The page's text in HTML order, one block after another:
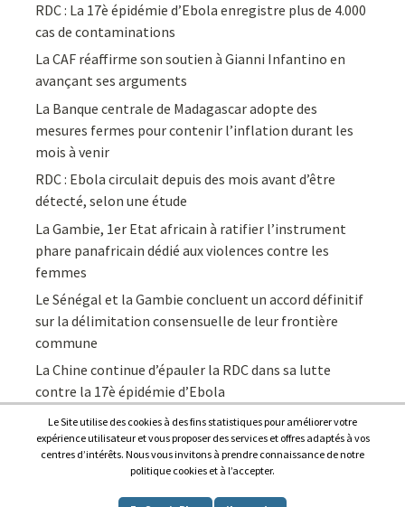
RDC : La 17è épidémie d’Ebola enregistre plus de 4.000
cas de contaminations
La CAF réaffirme son soutien à Gianni Infantino en
avançant ses arguments
La Banque centrale de Madagascar adopte des
mesures fermes pour contenir l’inflation durant les
mois à venir
RDC : Ebola circulait depuis des mois avant d’être
détecté, selon une étude
La Gambie, 1er Etat africain à ratifier l’instrument
phare panafricain dédié aux violences contre les
femmes
Le Sénégal et la Gambie concluent un accord définitif
sur la délimitation consensuelle de leur frontière
commune
La Chine continue d’épauler la RDC dans sa lutte
contre la 17è épidémie d’Ebola
Afrique7, l’info du continent en continu
Le Site utilise des cookies à des fins statistiques pour améliorer votre
expérience utilisateur et vous proposer des services et offres adaptés à vos
centres d’intérêts. Nous vous invitons à prendre connaissance de notre
politique cookies et à l’accepter.